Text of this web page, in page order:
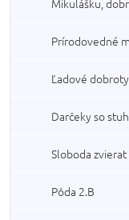
Mikulášku,
Prírodovedné
Ľadové
Darčeky so
Sloboda zvierat
Pôda 2.B